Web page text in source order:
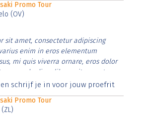
Promo Tour
(OV)
sit amet, consectetur adipiscing
enim in eros elementum
mi quis viverra ornare, eros dolor
diam libero vitae erat.
et justo cursus id rutrum lorem
en schrijf je in voor jouw proefrit
Promo Tour